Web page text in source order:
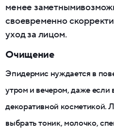
менее
своевременно
уход за лицом.
Очищение
Эпидермис нуждается в
утром и вечером, даже если
декоративной косметикой.
выбрать тоник, молочко,